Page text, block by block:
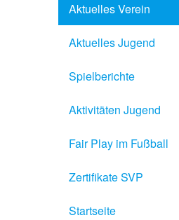
Aktuelles Verein
Aktuelles Jugend
Spielberichte
Aktivitäten Jugend
Fair Play im Fußball
Zertifikate SVP
Startseite